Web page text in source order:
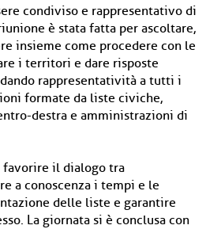
condiviso e rappresentativo di
è stata fatta per ascoltare,
insieme come procedere con le
i territori e dare risposte
rappresentatività a tutti i
formate da liste civiche,
destra e amministrazioni di
favorire il dialogo tra
a conoscenza i tempi e le
delle liste e garantire
La giornata si è conclusa con